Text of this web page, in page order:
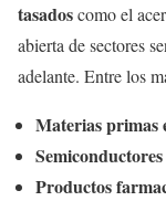
tasadoscomo el
abierta de sectores
adelante. Entre los
Materias primas
Semiconductores
Productos